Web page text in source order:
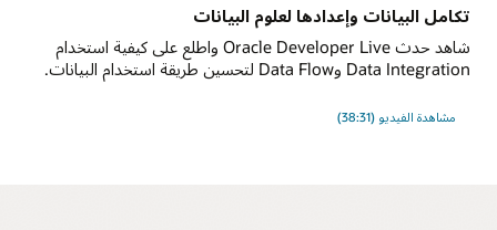
تكامل البيانات وإعدادها لعلوم البيانات
شاهد حدث Oracle Developer Live واطلع على كيفية استخدام
Data Integration وData Flow لتحسين طريقة استخدام البيانات.
مشاهدة الفيديو (38:31)